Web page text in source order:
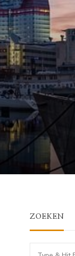
ZOEKEN
Looking